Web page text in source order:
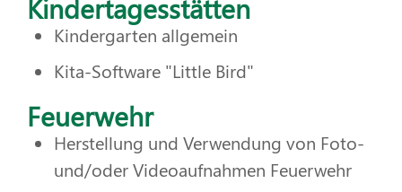
Kindertagesstätten
Kindergarten allgemein
Kita-Software "Little Bird"
Feuerwehr
Herstellung und Verwendung von Foto-
und/oder Videoaufnahmen Feuerwehr